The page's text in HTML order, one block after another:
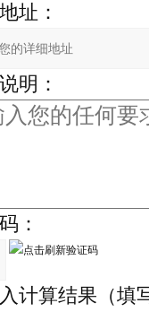
址：
明：
：
计算结果（填